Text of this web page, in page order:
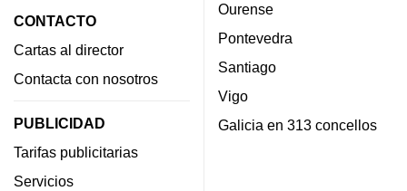
CONTACTO
Cartas al director
Contacta con nosotros
PUBLICIDAD
Tarifas publicitarias
Servicios
Ourense
Pontevedra
Santiago
Vigo
Galicia en 313 concellos